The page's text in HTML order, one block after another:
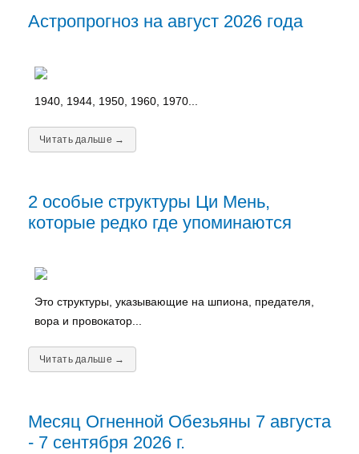
Астропрогноз на август 2026 года
1940, 1944, 1950, 1960, 1970...
Читать дальше →
2 особые структуры Ци Мень,
которые редко где упоминаются
Это структуры, указывающие на шпиона, предателя,
вора и провокатор...
Читать дальше →
Месяц Огненной Обезьяны 7 августа
- 7 сентября 2026 г.